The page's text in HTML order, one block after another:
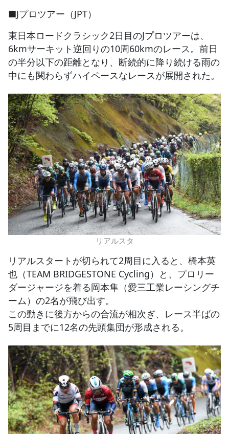
■Jプロツアー（JPT）
東日本ロードクラシック2日目のJプロツアーは、
6kmサーキット逆回りの10周60kmのレース。前日
の半分以下の距離となり、断続的に降り続ける雨の
中にも関わらずハイペースなレースが展開された。
リアルスタ
リアルスタートが切られて2周目に入ると、橋本英
也（TEAM BRIDGESTONE Cycling）と、プロリー
ダージャージを着る岡本隼（愛三工業レーシングチ
ーム）の2名が飛び出す。
この動きに後方からの合流が相次ぎ、レース半ばの
5周目までに12名の先頭集団が形成される。